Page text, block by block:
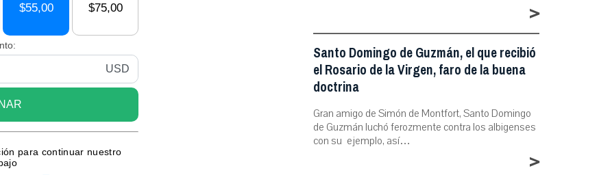
>
Santo Domingo de Guzmán, el que recibió
el Rosario de la Virgen, faro de la buena
doctrina
Gran amigo de Simón de Montfort, Santo Domingo
de Guzmán luchó ferozmente contra los albigenses
con su ejemplo, así…
>